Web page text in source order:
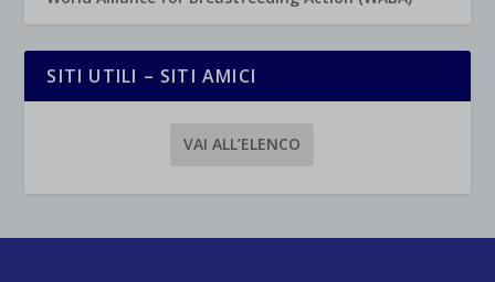
SITI UTILI – SITI AMICI
VAI ALL’ELENCO